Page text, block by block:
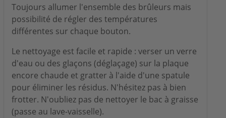
Toujours allumer l'ensemble des brûleurs mais
possibilité de régler des températures
différentes sur chaque bouton.
Le nettoyage est facile et rapide : verser un verre
d'eau ou des glaçons (déglaçage) sur la plaque
encore chaude et gratter à l'aide d'une spatule
pour éliminer les résidus. N'hésitez pas à bien
frotter. N'oubliez pas de nettoyer le bac à graisse
(passe au lave-vaisselle).